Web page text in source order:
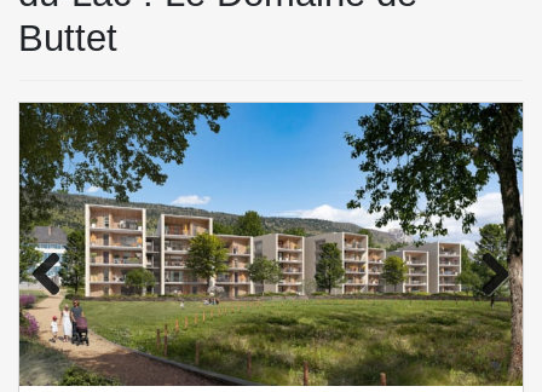
Buttet
Previo
us
Next